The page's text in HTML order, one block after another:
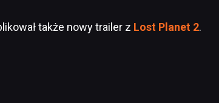
także nowy trailer z Lost Planet 2.